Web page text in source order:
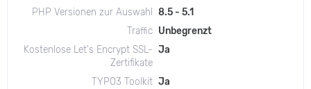
PHP Versionen zur Auswahl
8.5 - 5.1
Traffic Unbegrenzt
Kostenlose Let's Encrypt SSL-
Zertifikate
Ja
TYPO3 Toolkit Ja